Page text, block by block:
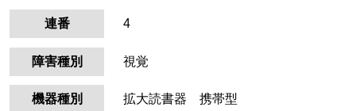
連番 4
障害種別 視覚
機器種別 拡大読書器 携帯型